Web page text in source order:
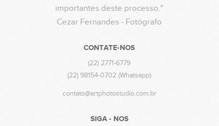
importantes deste processo."
Cezar Fernandes - Fotógrafo
CONTATE-NOS
(22) 2771-6779
(22) 98154-0702 (Whatsapp)
contato@artphotostudio.com.br
SIGA - NOS